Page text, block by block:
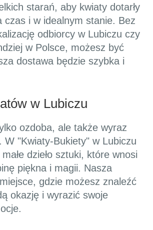
starań, aby kwiaty dotarły
czas i w idealnym stanie. Bez
odbiorcy w Lubiczu czy
w Polsce, możesz być
dostawa będzie szybka i
w Lubiczu
ozdoba, ale także wyraz
W "Kwiaty-Bukiety" w Lubiczu
dzieło sztuki, które wnosi
piękna i magii. Nasza
gdzie możesz znaleźć
okazję i wyrazić swoje